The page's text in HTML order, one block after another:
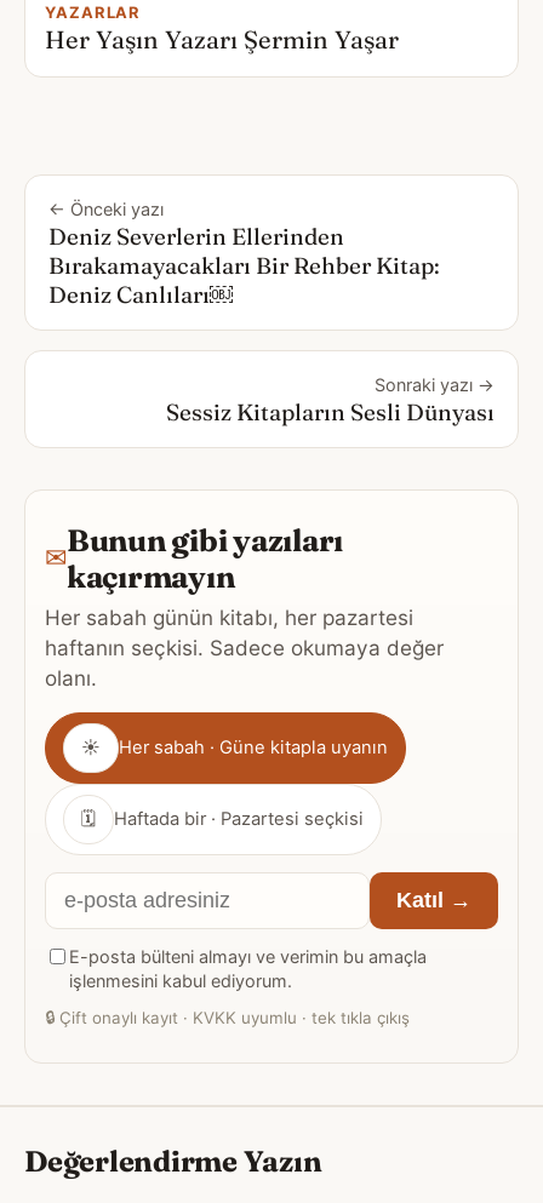
YAZARLAR
Her Yaşın Yazarı Şermin Yaşar
← Önceki yazı
Deniz Severlerin Ellerinden
Bırakamayacakları Bir Rehber Kitap:
Deniz Canlıları￼
Sonraki yazı →
Sessiz Kitapların Sesli Dünyası
✉Bunun gibi yazıları
kaçırmayın
Her sabah günün kitabı, her pazartesi
haftanın seçkisi. Sadece okumaya değer
olanı.
Gönderim
sıklığı
☀ Her sabah · Güne kitapla uyanın
🗓 Haftada bir · Pazartesi seçkisi
E-
posta
adresiniz
Katıl →
E-posta bülteni almayı ve verimin bu amaçla
işlenmesini kabul ediyorum.
🔒 Çift onaylı kayıt · KVKK uyumlu · tek tıkla çıkış
Değerlendirme Yazın